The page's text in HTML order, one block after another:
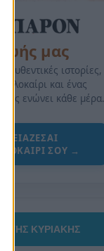
Ζωής μας
αυθεντικές ιστορίες,
καλοκαίρι και ένας
ενώνει κάθε μέρα.
ΣΟΥ →
ΤΗΣ ΚΥΡΙΑΚΗΣ